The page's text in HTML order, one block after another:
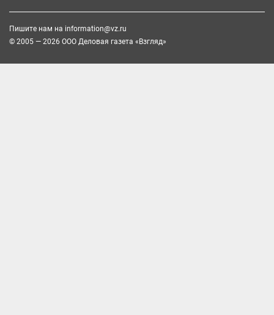
Пишите нам на information@vz.ru
© 2005 — 2026 ООО Деловая газета «Взгляд»